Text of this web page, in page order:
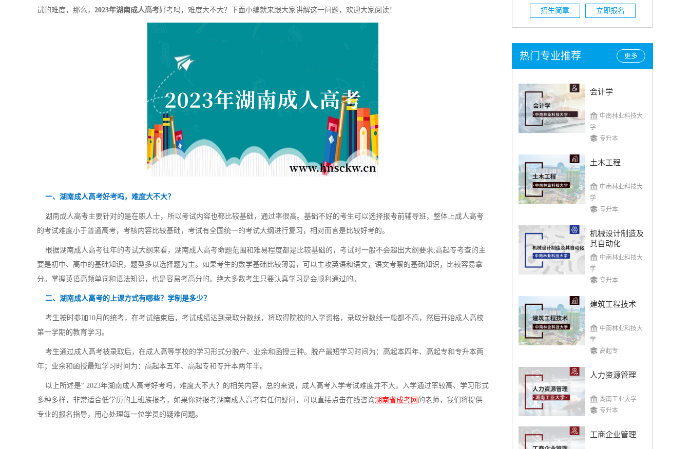
试的难度，那么， 2023年湖南成人高考好考吗，难度大不大？下面小编就来跟大家讲解这一问题，欢迎大家阅读！
一、湖南成人高考好考吗，难度大不大？
湖南成人高考主要针对的是在职人士，所以考试内容也都比较基础，通过率很高。基础不好的考生可以选择报考前辅导班，整体上成人高考
的考试难度小于普通高考，考核内容比较基础，考试有全国统一的考试大纲进行复习，相对而言是比较好考的。
根据湖南成人高考往年的考试大纲来看，湖南成人高考命题范围和难易程度都是比较基础的，考试时一般不会超出大纲要求;高起专考查的主
要是初中、高中的基础知识，题型多以选择题为主。如果考生的数学基础比较薄弱，可以主攻英语和语文，语文考察的基础知识，比较容易拿
分。掌握英语高频单词和语法知识，也是容易考高分的。绝大多数考生只要认真学习是会顺利通过的。
二、湖南成人高考的上课方式有哪些？学制是多少？
考生按时参加10月的统考，在考试结束后，考试成绩达到录取分数线，将取得院校的入学资格，录取分数线一般都不高，然后开始成人高校
第一学期的教育学习。
考生通过成人高考被录取后，在成人高等学校的学习形式分脱产、业余和函授三种。脱产最短学习时间为：高起本四年、高起专和专升本两
年；业余和函授最短学习时间为：高起本五年、高起专和专升本两年半。
以上所述是“ 2023年湖南成人高考好考吗，难度大不大？的相关内容，总的来说，成人高考入学考试难度并不大，入学通过率较高、学习形式
多种多样，非常适合低学历的上班族报考，如果你对报考湖南成人高考有任何疑问，可以直接点击在线咨询湖南省成考网 的老师，我们将提供
专业的报名指导，用心处理每一位学员的疑难问题。
招生简章 立即报名 招生简章 立即报名
更多
热门专业推荐
会计学
中南林业科技大
学
专升本
土木工程
中南林业科技大
学
专升本
机械设计制造及
其自动化
中南林业科技大
学
专升本
建筑工程技术
中南林业科技大
学
高起专
人力资源管理
湖南工业大学
专升本
工商企业管理